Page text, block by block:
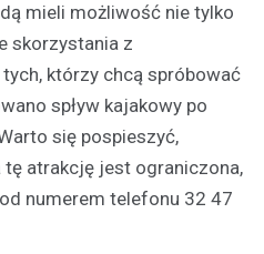
mieli możliwość nie tylko
skorzystania z
którzy chcą spróbować
spływ kajakowy po
się pospieszyć,
atrakcję jest ograniczona,
numerem telefonu 32 47